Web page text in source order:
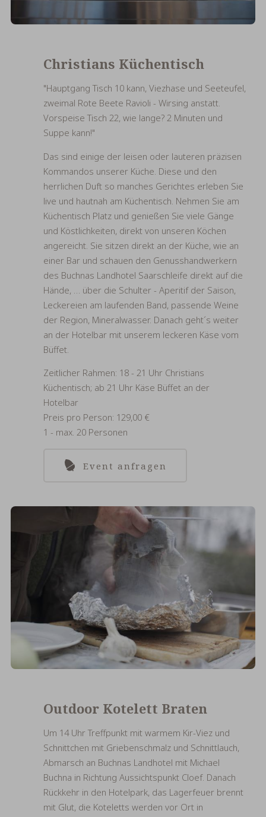
Christians Küchentisch
"Hauptgang Tisch 10 kann, Viezhase und Seeteufel,
zweimal Rote Beete Ravioli - Wirsing anstatt.
Vorspeise Tisch 22, wie lange? 2 Minuten und
Suppe kann!"
Das sind einige der leisen oder lauteren präzisen
Kommandos unserer Küche. Diese und den
herrlichen Duft so manches Gerichtes erleben Sie
live und hautnah am Küchentisch. Nehmen Sie am
Küchentisch Platz und genießen Sie viele Gänge
und Köstlichkeiten, direkt von unseren Köchen
angereicht. Sie sitzen direkt an der Küche, wie an
einer Bar und schauen den Genusshandwerkern
des Buchnas Landhotel Saarschleife direkt auf die
Hände, … über die Schulter - Aperitif der Saison,
Leckereien am laufenden Band, passende Weine
der Region, Mineralwasser. Danach geht´s weiter
an der Hotelbar mit unserem leckeren Käse vom
Büffet.
Zeitlicher Rahmen: 18 - 21 Uhr Christians
Küchentisch; ab 21 Uhr Käse Büffet an der
Hotelbar
Preis pro Person: 129,00 €
1 - max. 20 Personen
Event anfragen
Outdoor Kotelett Braten
Um 14 Uhr Treffpunkt mit warmem Kir-Viez und
Schnittchen mit Griebenschmalz und Schnittlauch,
Abmarsch an Buchnas Landhotel mit Michael
Buchna in Richtung Aussichtspunkt Cloef. Danach
Rückkehr in den Hotelpark, das Lagerfeuer brennt
mit Glut, die Koteletts werden vor Ort in